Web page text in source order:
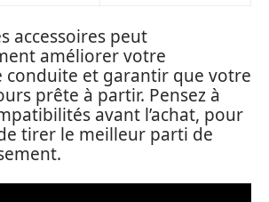
accessoires peut
améliorer votre
conduite et garantir que votre
prête à partir. Pensez à
avant l’achat, pour
tirer le meilleur parti de